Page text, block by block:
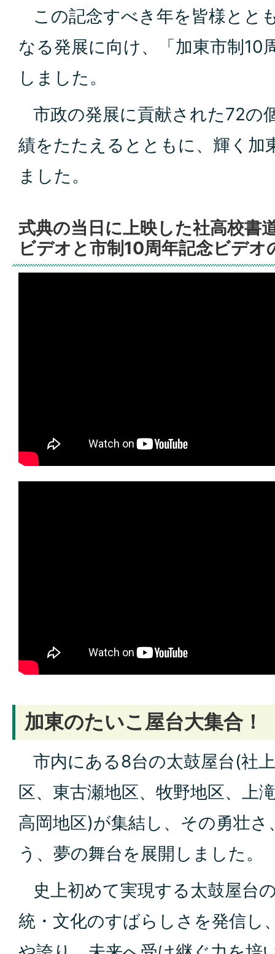
この記念すべき年を皆様とと
なる発展に向け、「加東市制10
しました。
市政の発展に貢献された72の
績をたたえるとともに、輝く加
ました。
式典の当日に上映した社高校書
ビデオと市制10周年記念ビデオ
加東のたいこ屋台大集合！
市内にある8台の太鼓屋台(社
区、東古瀬地区、牧野地区、上
高岡地区)が集結し、その勇壮
う、夢の舞台を展開しました。
史上初めて実現する太鼓屋台
統・文化のすばらしさを発信し